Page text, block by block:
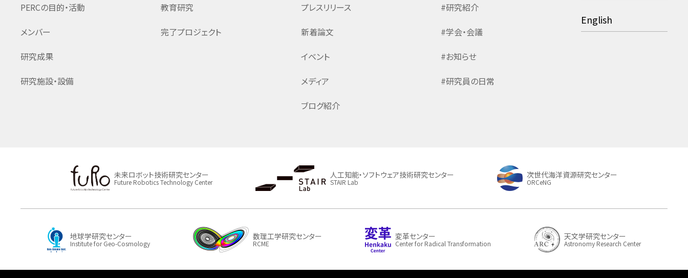
PERCの目的・活動
メンバー
研究成果
研究施設・設備
教育研究
完了プロジェクト
プレスリリース
新着論文
イベント
メディア
ブログ紹介
#研究紹介
#学会・会議
#お知らせ
#研究員の日常
English
未来ロボット技術研究センター
Future Robotics Technology Center
人工知能・ソフトウェア技術研究センター
STAIR Lab
次世代海洋資源研究センター
ORCeNG
地球学研究センター
Institute for Geo-Cosmology
数理工学研究センター
RCME
変革センター
Center for Radical Transformation
天文学研究センター
Astronomy Research Center